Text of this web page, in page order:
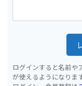
ログインすると名前や
が使えるようになります